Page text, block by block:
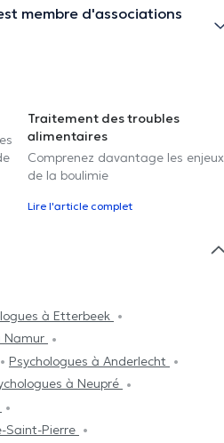
membre d'associations
Traitement des troubles
alimentaires
Comprenez davantage les enjeux
de la boulimie
Lire l'article complet
à Etterbeek
Namur
Psychologues à Anderlecht
à Neupré
Saint-Pierre